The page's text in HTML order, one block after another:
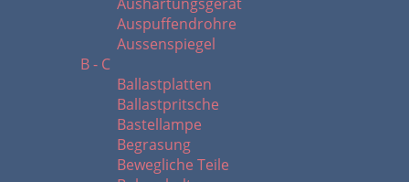
Auspuffendrohre
Aussenspiegel
B - C
Ballastplatten
Ballastpritsche
Bastellampe
Begrasung
Bewegliche Teile